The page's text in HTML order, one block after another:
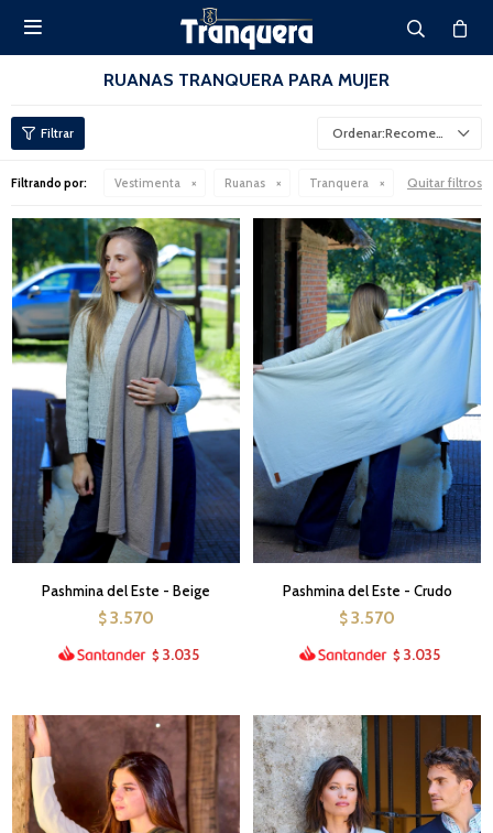

RUANAS TRANQUERA PARA MUJER
Recomendados
Filtrando por: Vestimenta Ruanas Tranquera Quitar filtros
Pashmina del Este - Beige
$ 3.570
$ 3.035
Pashmina del Este - Crudo
$ 3.570
$ 3.035